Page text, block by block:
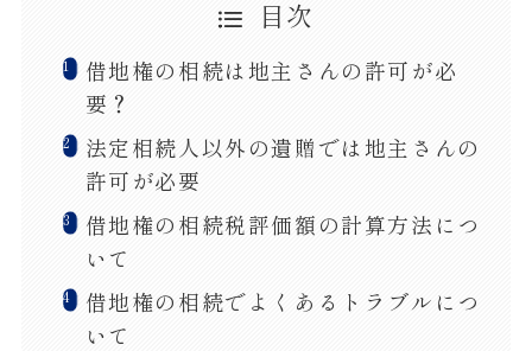
目次
借地権の相続は地主さんの許可が必
要？
法定相続人以外の遺贈では地主さんの
許可が必要
借地権の相続税評価額の計算方法につ
いて
借地権の相続でよくあるトラブルにつ
いて